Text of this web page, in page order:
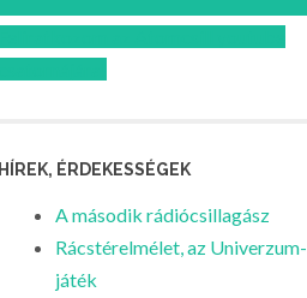
HÍREK, ÉRDEKESSÉGEK
A második rádiócsillagász
Rácstérelmélet, az Univerzum-
játék